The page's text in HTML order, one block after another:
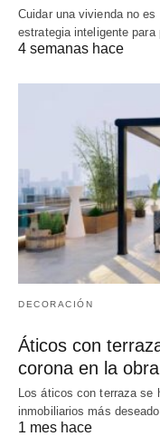
Cuidar una vivienda no
estrategia inteligente para
4 semanas hace
DECORACIÓN
Áticos con
corona en la
Los áticos con terraza se
inmobiliarios más
1 mes hace